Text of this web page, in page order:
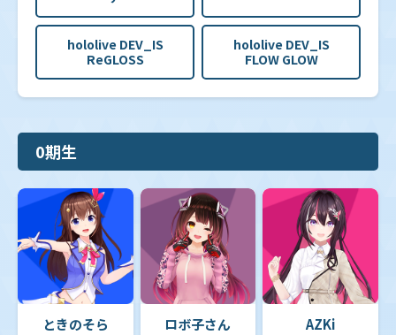
hololive DEV_IS
ReGLOSS
hololive DEV_IS
FLOW GLOW
0期生
ときのそら ロボ子さん AZKi